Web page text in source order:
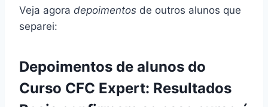
Veja agora depoimentos de outros alunos que
separei:
Depoimentos de alunos do
Curso CFC Expert: Resultados